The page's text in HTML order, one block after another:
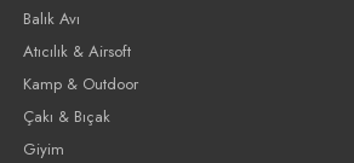
Balık Avı
Atıcılık & Airsoft
Kamp & Outdoor
Çakı & Bıçak
Giyim